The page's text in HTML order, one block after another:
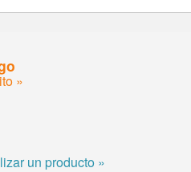
»
un producto »